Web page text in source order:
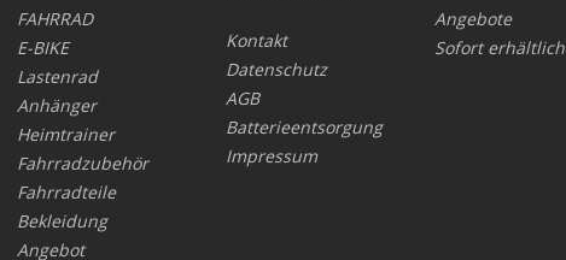
FAHRRAD
E-BIKE
Lastenrad
Anhänger
Heimtrainer
Fahrradzubehör
Fahrradteile
Bekleidung
Angebot
Kontakt
Datenschutz
AGB
Batterieentsorgung
Impressum
Angebote
Sofort erhältlich